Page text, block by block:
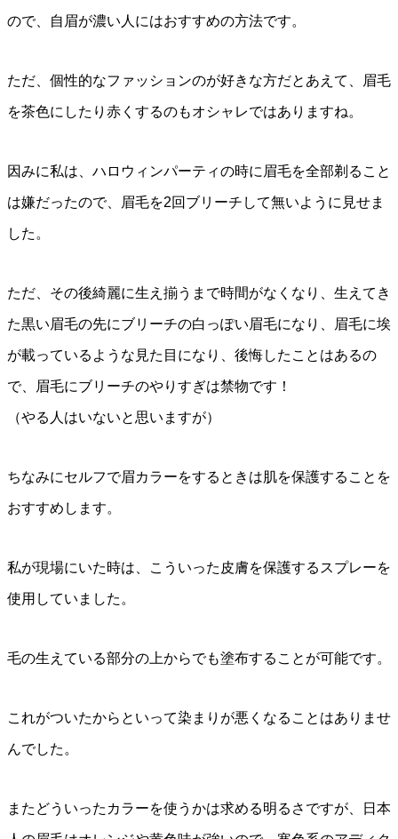
ので、自眉が濃い人にはおすすめの方法です。
ただ、個性的なファッションのが好きな方だとあえて、眉毛
を茶色にしたり赤くするのもオシャレではありますね。
因みに私は、ハロウィンパーティの時に眉毛を全部剃ること
は嫌だったので、眉毛を2回ブリーチして無いように見せま
した。
ただ、その後綺麗に生え揃うまで時間がなくなり、生えてき
た黒い眉毛の先にブリーチの白っぽい眉毛になり、眉毛に埃
が載っているような見た目になり、後悔したことはあるの
で、眉毛にブリーチのやりすぎは禁物です！
（やる人はいないと思いますが）
ちなみにセルフで眉カラーをするときは肌を保護することを
おすすめします。
私が現場にいた時は、こういった皮膚を保護するスプレーを
使用していました。
毛の生えている部分の上からでも塗布することが可能です。
これがついたからといって染まりが悪くなることはありませ
んでした。
またどういったカラーを使うかは求める明るさですが、日本